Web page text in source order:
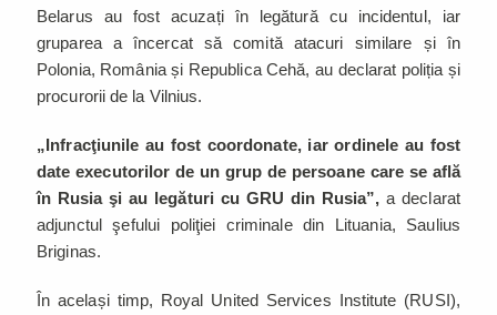
Belarus au fost acuzați în legătură cu incidentul, iar
gruparea a încercat să comită atacuri similare și în
Polonia, România și Republica Cehă, au declarat poliția și
procurorii de la Vilnius.
„Infracţiunile au fost coordonate, iar ordinele au fost
date executorilor de un grup de persoane care se află
în Rusia şi au legături cu GRU din Rusia”,a declarat
adjunctul şefului poliţiei criminale din Lituania, Saulius
Briginas.
În același timp, Royal United Services Institute (RUSI),